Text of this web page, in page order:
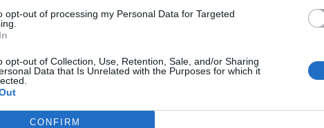
opt-out of processing my Personal Data for Targeted
opt-out of Collection, Use, Retention, Sale, and/or Sharing
Data that Is Unrelated with the Purposes for which it
CONFIRM
People-lehdenmukaan.
olevansa paikalla
ja teille esiintyminen on
laulaja jatkoi.